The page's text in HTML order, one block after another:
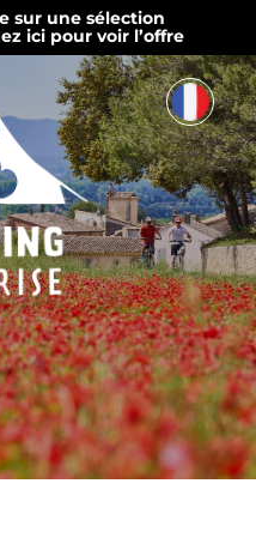
sur une sélection
ici pour voir l’offre